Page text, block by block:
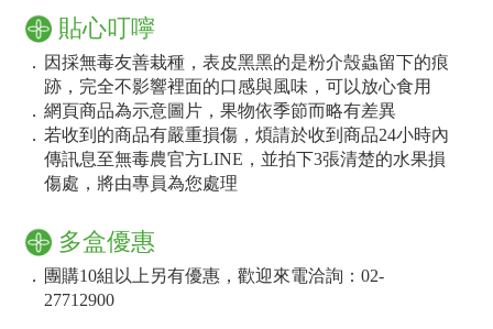
貼心叮嚀
． 因採無毒友善栽種，表皮黑黑的是粉介殼蟲留下的痕
跡，完全不影響裡面的口感與風味，可以放心食用
． 網頁商品為示意圖片，果物依季節而略有差異
． 若收到的商品有嚴重損傷，煩請於收到商品24小時內
傳訊息至無毒農官方LINE，並拍下3張清楚的水果損
傷處，將由專員為您處理
多盒優惠
． 團購10組以上另有優惠，歡迎來電洽詢：02-
27712900